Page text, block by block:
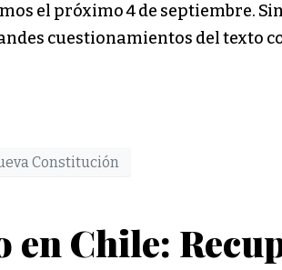
el próximo 4 de septiembre.
cuestionamientos del texto
Constitución
en Chile: